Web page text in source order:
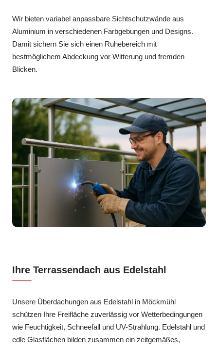
Wir bieten variabel anpassbare Sichtschutzwände aus
Aluminium in verschiedenen Farbgebungen und Designs.
Damit sichern Sie sich einen Ruhebereich mit
bestmöglichem Abdeckung vor Witterung und fremden
Blicken.
Ihre Terrassendach aus Edelstahl
Unsere Überdachungen aus Edelstahl in Möckmühl
schützen Ihre Freifläche zuverlässig vor Wetterbedingungen
wie Feuchtigkeit, Schneefall und UV-Strahlung. Edelstahl und
edle Glasflächen bilden zusammen ein zeitgemäßes,